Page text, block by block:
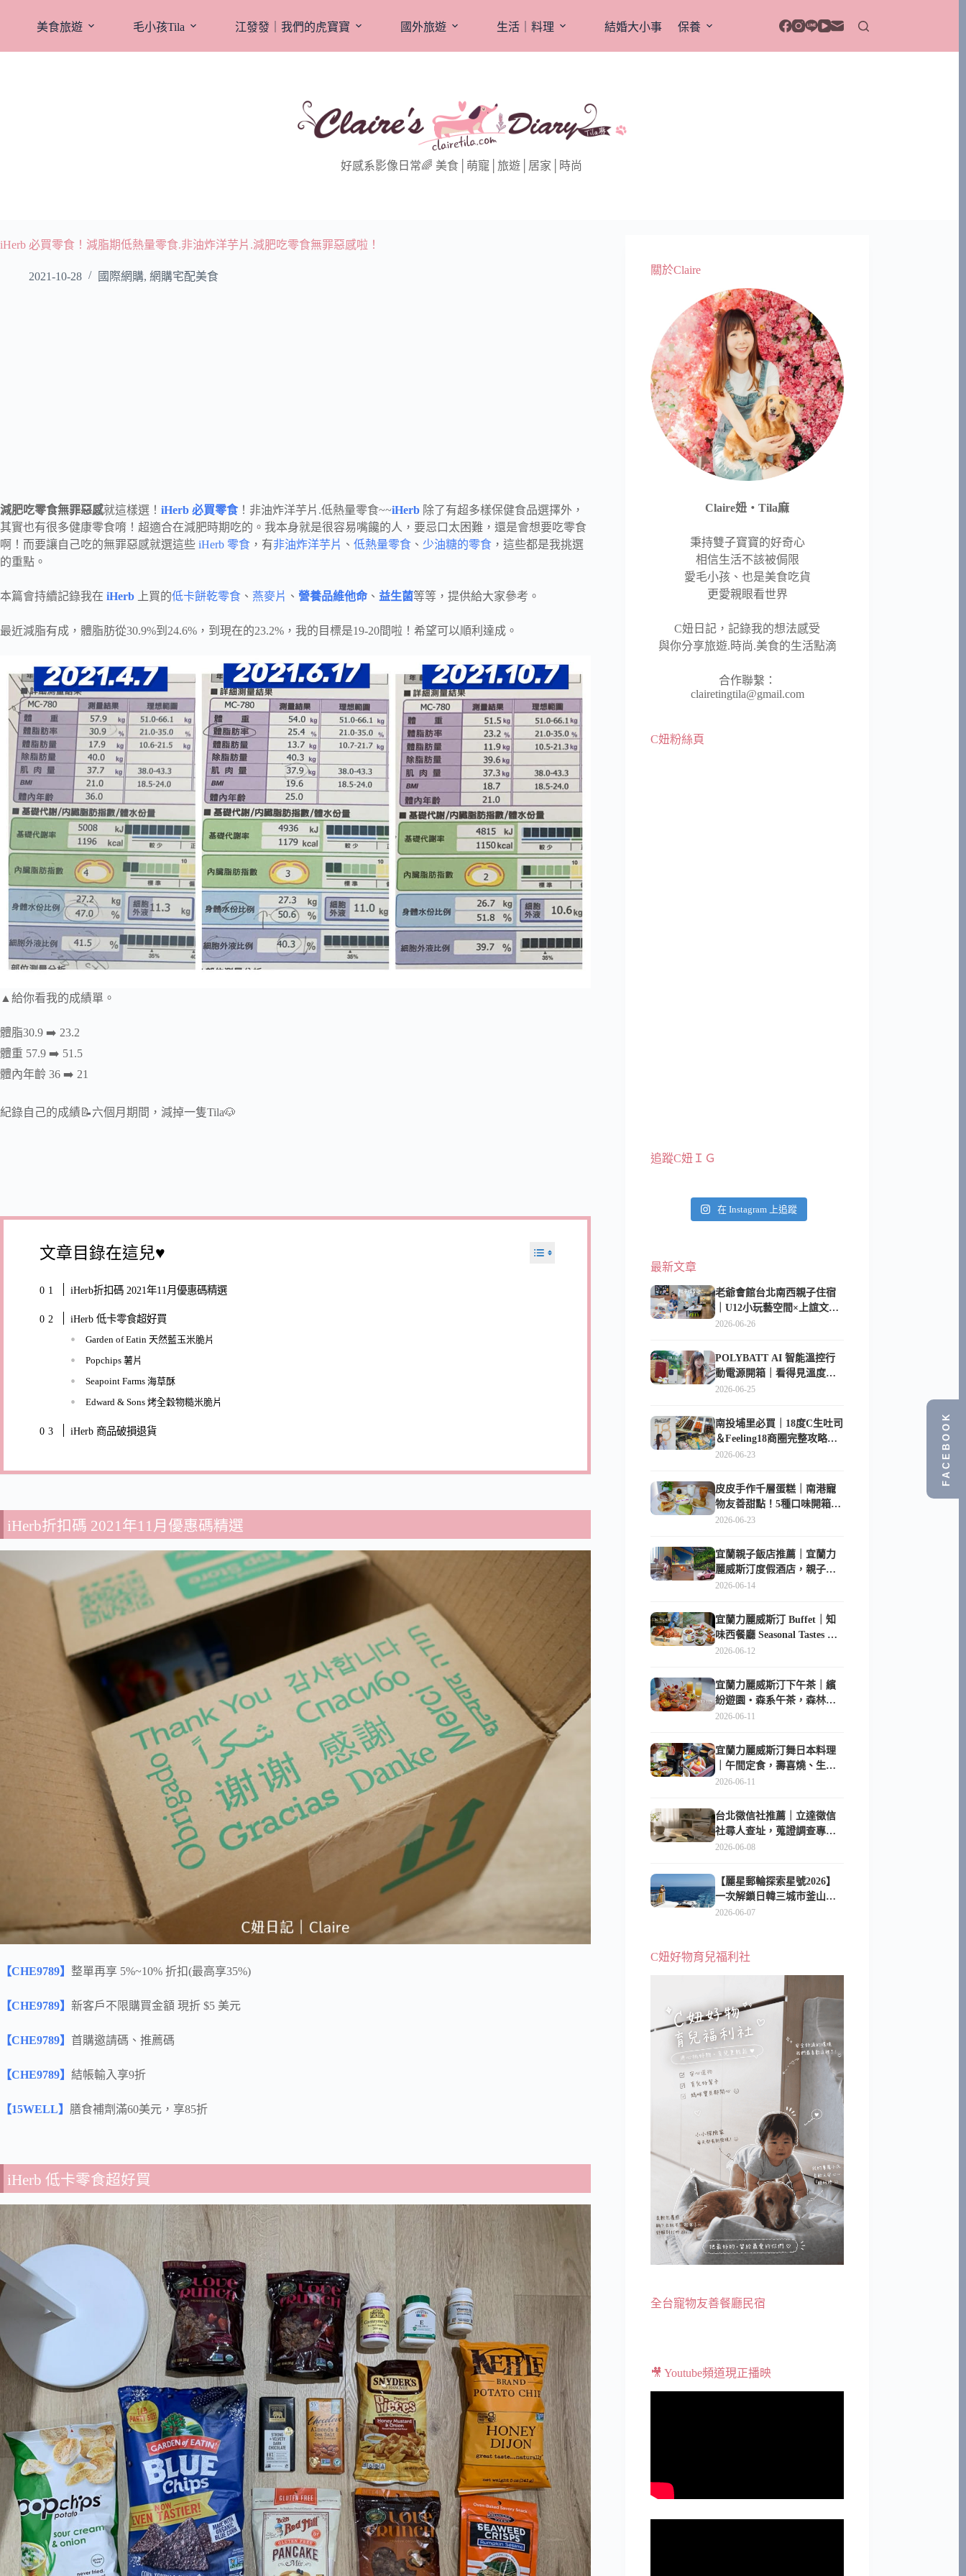
美食旅遊 毛小孩Tila 江發發｜我們的虎寶寶 國外旅遊 生活｜料理 結婚大小事 保養
好感系影像日常🌈 美食│萌寵│旅遊│居家│時尚
iHerb 必買零食！減脂期低熱量零食.非油炸洋芋片.減肥吃零食無罪惡感啦！
2021-10-28 國際網購, 網購宅配美食
減肥吃零食無罪惡感就這樣選！ iHerb 必買零食！非油炸洋芋片.低熱量零食~~iHerb 除了有超多樣保健食品選擇外，
其實也有很多健康零食唷！超適合在減肥時期吃的。我本身就是很容易嘴饞的人，要忌口太困難，還是會想要吃零食
啊！而要讓自己吃的無罪惡感就選這些 iHerb 零食 ，有非油炸洋芋片 、 低熱量零食 、 少油糖的零食 ，這些都是我挑選
的重點。
本篇會持續記錄我在 iHerb 上買的低卡餅乾零食 、 燕麥片 、 營養品維他命 、 益生菌等等，提供給大家參考。
最近減脂有成，體脂肪從30.9%到24.6%，到現在的23.2%，我的目標是19-20間啦！希望可以順利達成。
▲給你看我的成績單。
體脂30.9 ➡️ 23.2
體重 57.9 ➡️ 51.5
體內年齡 36 ➡️ 21
紀錄自己的成績📝六個月期間，減掉一隻Tila🐶
文章目錄在這兒♥
iHerb折扣碼 2021年11月優惠碼精選
iHerb 低卡零食超好買
Garden of Eatin 天然藍玉米脆片
Popchips 薯片
Seapoint Farms 海草酥
Edward & Sons 烤全穀物糙米脆片
iHerb 商品破損退貨
iHerb折扣碼 2021年11月優惠碼精選
【CHE9789】 整單再享 5%~10% 折扣(最高享35%)
【CHE9789】 新客戶不限購買金額 現折 $5 美元
【CHE9789】 首購邀請碼、推薦碼
【CHE9789】 結帳輸入享9折
【15WELL】 膳食補劑滿60美元，享85折
iHerb 低卡零食超好買
關於Claire
Claire妞‧Tila麻
秉持雙子寶寶的好奇心
相信生活不該被侷限
愛毛小孩、也是美食吃貨
更愛親眼看世界
C妞日記，記錄我的想法感受
與你分享旅遊.時尚.美食的生活點滴
合作聯繫：
clairetingtila@gmail.com
C妞粉絲頁
追蹤C妞ＩＧ
在 Instagram 上追蹤
最新文章
老爺會館台北南西親子住宿
｜U12小玩藝空間×上誼文
化，暑假帶孩子這樣玩
2026-06-26
POLYBATT AI 智能溫控行
動電源開箱｜看得見溫度與
電量，外出更安心的
2026-06-25
南投埔里必買｜18度C生吐司
＆Feeling18商圈完整攻略，
在地人帶路這樣逛
2026-06-23
皮皮手作千層蛋糕｜南港寵
物友善甜點！5種口味開箱，
比Lady M便宜一半的台北隱
2026-06-23
宜蘭親子飯店推薦｜宜蘭力
麗威斯汀度假酒店，親子
房、Buffet、泳池、兒童俱樂
2026-06-14
宜蘭力麗威斯汀 Buffet｜知
味西餐廳 Seasonal Tastes 晚
餐早餐吃什麼？
2026-06-12
宜蘭力麗威斯汀下午茶｜繽
紛遊園・森系午茶，森林系
甜點超好拍
2026-06-11
宜蘭力麗威斯汀舞日本料理
｜午間定食，壽喜燒、生魚
片與日式包廂空間
2026-06-11
台北徵信社推薦｜立達徵信
社尋人查址，蒐證調查專家
陪你找回失聯的家人
2026-06-08
【麗星郵輪探索星號2026】
一次解鎖日韓三城市釜山、
長崎、那霸｜餐點升級、表
2026-06-07
C妞好物育兒福利社
全台寵物友善餐廳民宿
🎥 Youtube頻道現正播映
FACEBOOK